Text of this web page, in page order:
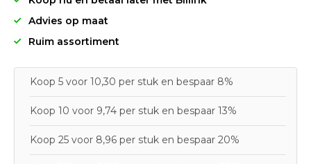
Advies op maat
Ruim assortiment
Koop 5 voor 10,30 per stuk en bespaar 8%
Koop 10 voor 9,74 per stuk en bespaar 13%
Koop 25 voor 8,96 per stuk en bespaar 20%